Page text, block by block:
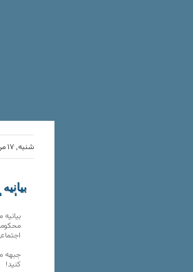
شنبه, ۱۷ مرداد , ۱۴۰۵ |
بیانیه
جبهه
کنید!